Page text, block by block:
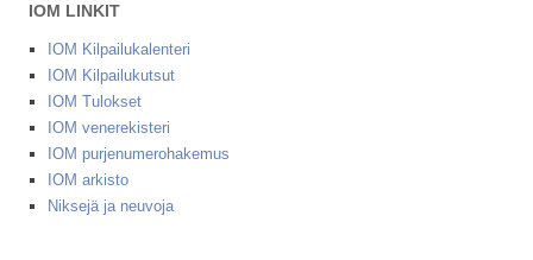
IOM LINKIT
IOM Kilpailukalenteri
IOM Kilpailukutsut
IOM Tulokset
IOM venerekisteri
IOM purjenumerohakemus
IOM arkisto
Niksejä ja neuvoja